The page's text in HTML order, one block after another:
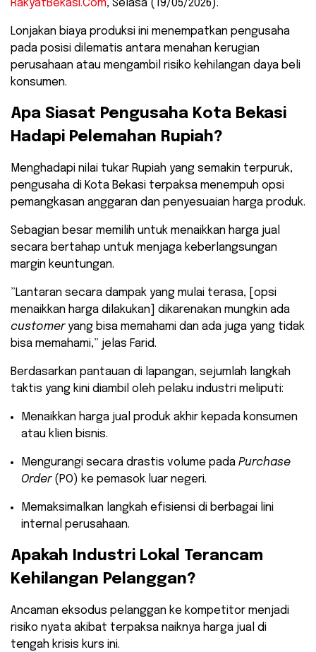
RakyatBekasi.Com, Selasa (19/05/2026).
​Lonjakan biaya produksi ini menempatkan pengusaha
pada posisi dilematis antara menahan kerugian
perusahaan atau mengambil risiko kehilangan daya beli
konsumen.
​Apa Siasat Pengusaha Kota Bekasi
Hadapi Pelemahan Rupiah?
​Menghadapi nilai tukar Rupiah yang semakin terpuruk,
pengusaha di Kota Bekasi terpaksa menempuh opsi
pemangkasan anggaran dan penyesuaian harga produk.
Sebagian besar memilih untuk menaikkan harga jual
secara bertahap untuk menjaga keberlangsungan
margin keuntungan.
​”Lantaran secara dampak yang mulai terasa, [opsi
menaikkan harga dilakukan] dikarenakan mungkin ada
customeryang bisa memahami dan ada juga yang tidak
bisa memahami,” jelas Farid.
​Berdasarkan pantauan di lapangan, sejumlah langkah
taktis yang kini diambil oleh pelaku industri meliputi:
​Menaikkan harga jual produk akhir kepada konsumen
atau klien bisnis.
​Mengurangi secara drastis volume pada Purchase
Order(PO) ke pemasok luar negeri.
​Memaksimalkan langkah efisiensi di berbagai lini
internal perusahaan.
​Apakah Industri Lokal Terancam
Kehilangan Pelanggan?
​Ancaman eksodus pelanggan ke kompetitor menjadi
risiko nyata akibat terpaksa naiknya harga jual di
tengah krisis kurs ini.